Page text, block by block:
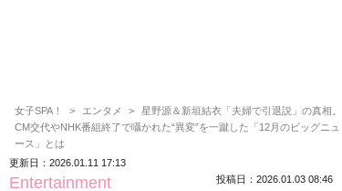
女子SPA！ エンタメ
星野源＆新垣結衣「夫婦で引退説」の真相。
CM交代やNHK番組終了で囁かれた“異変”を一蹴した「12月のビッグニュ
ース」とは
更新日：2026.01.11 17:13
Entertainment 投稿日：2026.01.03 08:46